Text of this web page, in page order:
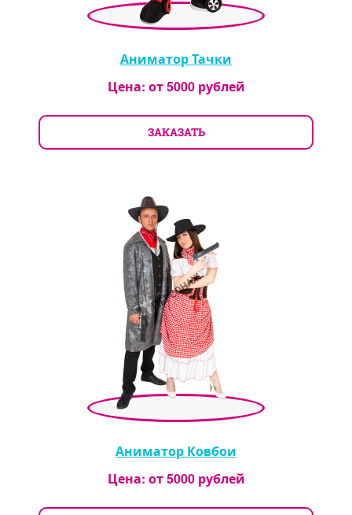
Аниматор Тачки
Цена: от5000рублей
ЗАКАЗАТЬ
Аниматор Ковбои
Цена: от5000рублей